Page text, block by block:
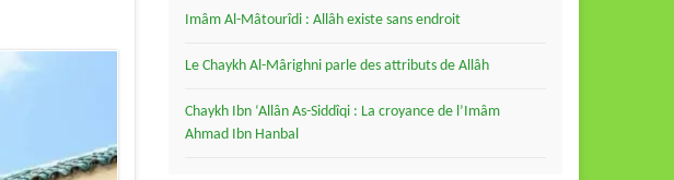
Imâm Al-Mâtourîdi : Allâh existe sans endroit
Le Chaykh Al-Mârighni parle des attributs de Allâh
Chaykh Ibn ‘Allân As-Siddîqi : La croyance de l’Imâm
Ahmad Ibn Hanbal